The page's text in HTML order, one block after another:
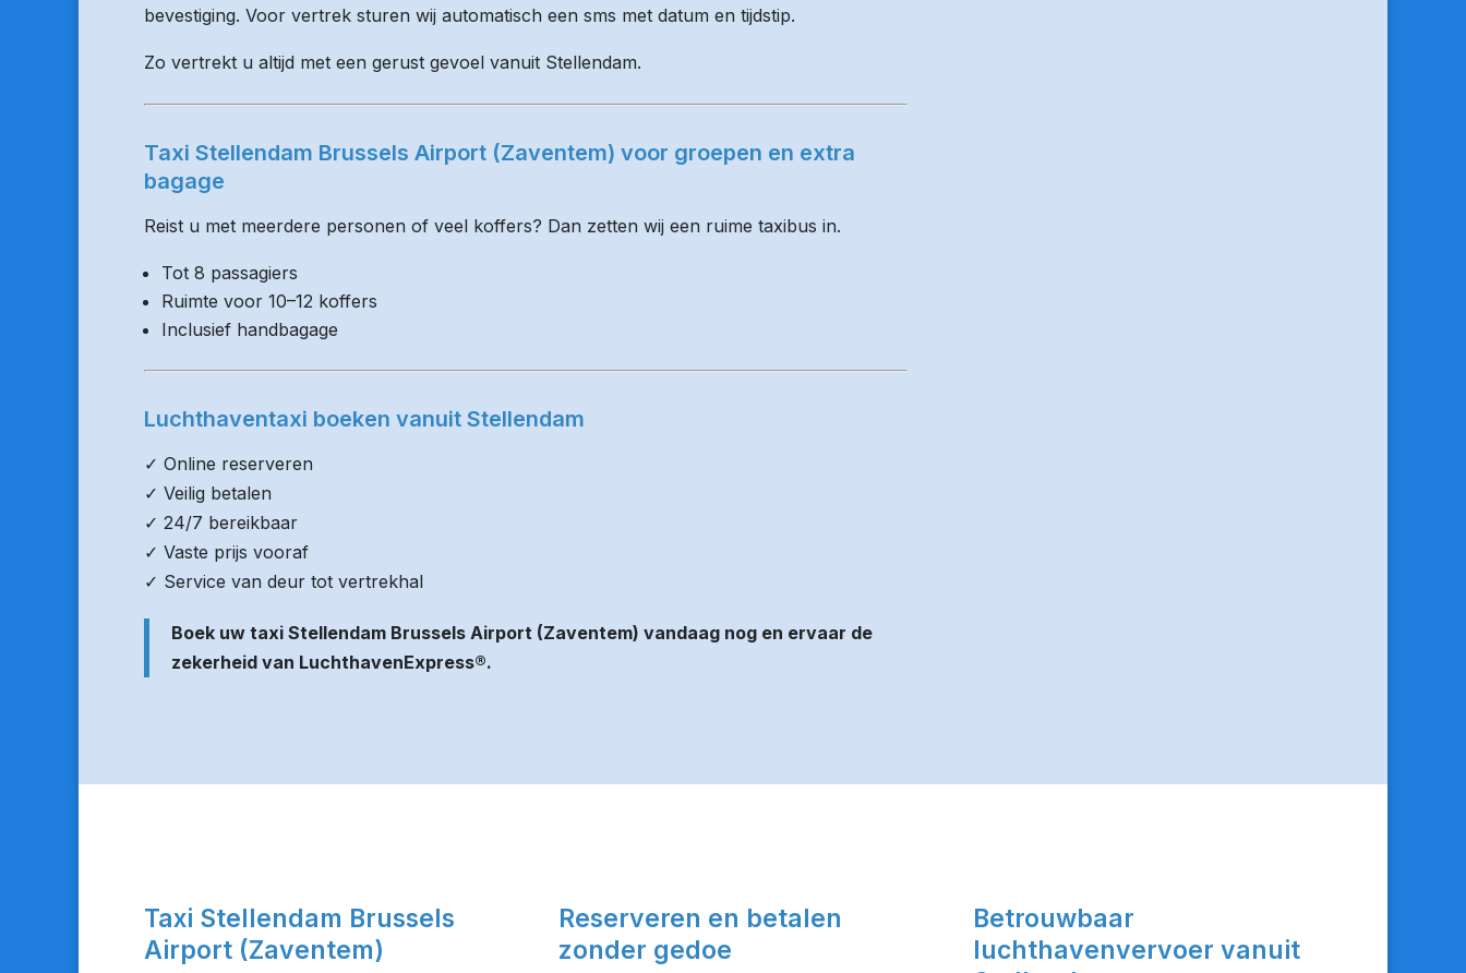
bevestiging. Voor vertrek sturen wij automatisch een sms met datum en tijdstip.
Zo vertrekt u altijd met een gerust gevoel vanuit Stellendam.
Taxi Stellendam Brussels Airport (Zaventem) voor groepen en extra
bagage
Reist u met meerdere personen of veel koffers? Dan zetten wij een ruime taxibus in.
Tot 8 passagiers
Ruimte voor 10–12 koffers
Inclusief handbagage
Luchthaventaxi boeken vanuit Stellendam
✓ Online reserveren
✓ Veilig betalen
✓ 24/7 bereikbaar
✓ Vaste prijs vooraf
✓ Service van deur tot vertrekhal
Boek uw taxi Stellendam Brussels Airport (Zaventem) vandaag nog en ervaar de
zekerheid van LuchthavenExpress®.
Taxi Stellendam Brussels
Airport (Zaventem)
Reserveren en betalen
zonder gedoe
Betrouwbaar
luchthavenvervoer vanuit